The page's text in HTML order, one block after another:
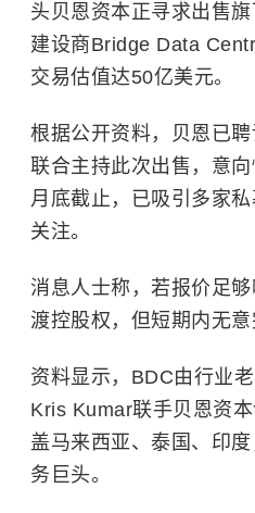
头贝恩资本正寻求出售
建设商Bridge Data
交易估值达50亿美元。
根据公开资料，贝恩已聘
联合主持此次出售，意
月底截止，已吸引多家
关注。
消息人士称，若报价足
渡控股权，但短期内无意
资料显示，BDC由行业
Kris Kumar联手贝恩资
盖马来西亚、泰国、印
务巨头。